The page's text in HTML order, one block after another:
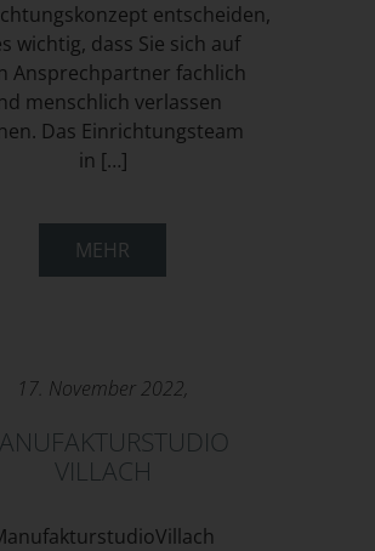
entscheiden,
wichtig, dass Sie sich auf
Ansprechpartner fachlich
menschlich verlassen
Das Einrichtungsteam
in […]
MEHR
17. November 2022,
VILLACH